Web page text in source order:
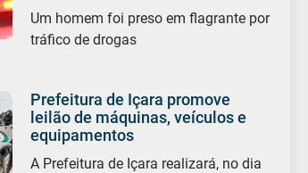
Um homem foi preso em flagrante por
tráfico de drogas
Prefeitura de Içara promove
leilão de máquinas, veículos e
equipamentos
A Prefeitura de Içara realizará, no dia